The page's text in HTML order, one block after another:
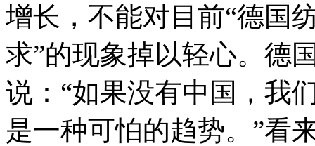
增长，不能对目前“德国
求”的现象掉以轻心。德
说：“如果没有中国，
是一种可怕的趋势。”看